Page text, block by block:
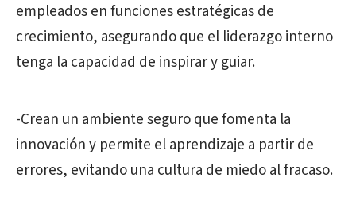
empleados en funciones estratégicas de
crecimiento, asegurando que el liderazgo interno
tenga la capacidad de inspirar y guiar.
-Crean un ambiente seguro que fomenta la
innovación y permite el aprendizaje a partir de
errores, evitando una cultura de miedo al fracaso.